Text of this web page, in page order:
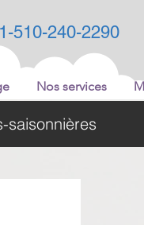
510-240-2290
Nos services
saisonnières